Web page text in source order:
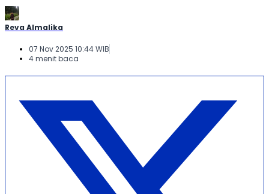
Reva Almalika
07 Nov 2025 10:44 WIB
4 menit baca